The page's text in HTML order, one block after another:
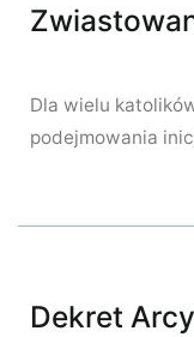
Dla wielu
podejmowania
Dekret